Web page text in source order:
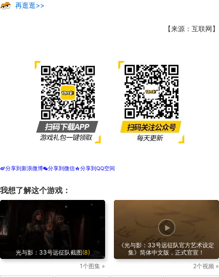
再逛逛>>
【来源：互联网】
t分享到新浪微博w分享到微信z分享到QQ空间
我想了解这个游戏：
光与影：33号远征队截图(8)
1个图集 »
《光与影：33号远征队官方艺术设定
集》简体中文版，正式官宣！
2个视频 »